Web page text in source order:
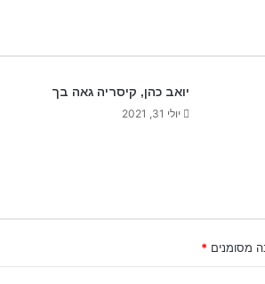
יואב כהן, קיסריה גאה בך
יולי 31, 2021
מסומנים *